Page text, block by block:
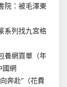
院：被毛澤東
系列找九宮格
養網買單（年
國網
奔赴”（花費